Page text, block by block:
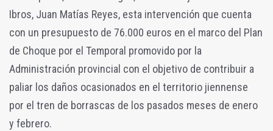
Ibros, Juan Matías Reyes, esta intervención que cuenta
con un presupuesto de 76.000 euros en el marco del Plan
de Choque por el Temporal promovido por la
Administración provincial con el objetivo de contribuir a
paliar los daños ocasionados en el territorio jiennense
por el tren de borrascas de los pasados meses de enero
y febrero.